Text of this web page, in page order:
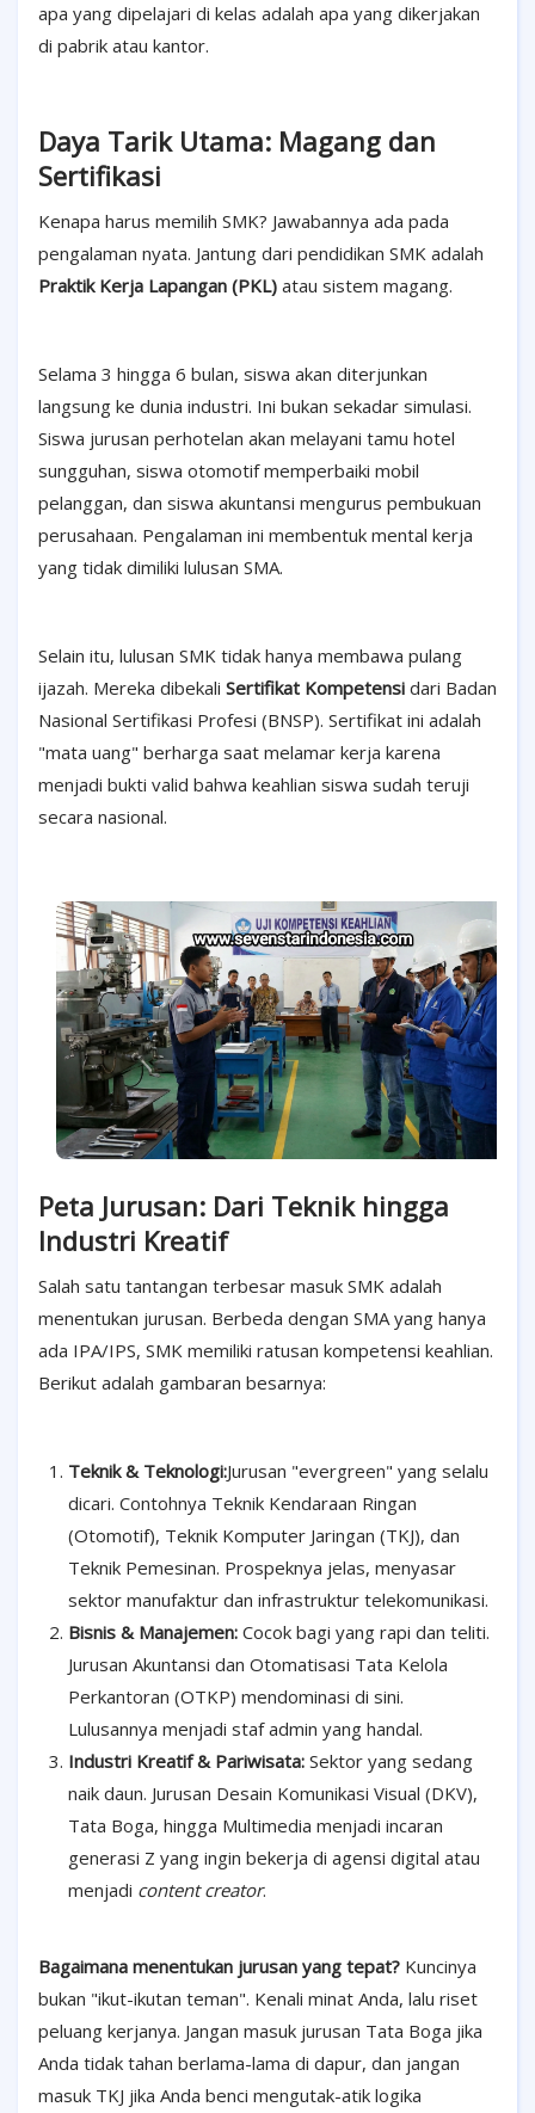
apa yang dipelajari di kelas adalah apa yang dikerjakan
di pabrik atau kantor.
Daya Tarik Utama: Magang dan
Sertifikasi
Kenapa harus memilih SMK? Jawabannya ada pada
pengalaman nyata. Jantung dari pendidikan SMK adalah
Praktik Kerja Lapangan (PKL) atau sistem magang.
Selama 3 hingga 6 bulan, siswa akan diterjunkan
langsung ke dunia industri. Ini bukan sekadar simulasi.
Siswa jurusan perhotelan akan melayani tamu hotel
sungguhan, siswa otomotif memperbaiki mobil
pelanggan, dan siswa akuntansi mengurus pembukuan
perusahaan. Pengalaman ini membentuk mental kerja
yang tidak dimiliki lulusan SMA.
Selain itu, lulusan SMK tidak hanya membawa pulang
ijazah. Mereka dibekali Sertifikat Kompetensi dari Badan
Nasional Sertifikasi Profesi (BNSP). Sertifikat ini adalah
"mata uang" berharga saat melamar kerja karena
menjadi bukti valid bahwa keahlian siswa sudah teruji
secara nasional.
Peta Jurusan: Dari Teknik hingga
Industri Kreatif
Salah satu tantangan terbesar masuk SMK adalah
menentukan jurusan. Berbeda dengan SMA yang hanya
ada IPA/IPS, SMK memiliki ratusan kompetensi keahlian.
Berikut adalah gambaran besarnya:
Teknik & Teknologi:Jurusan "evergreen" yang selalu
dicari. Contohnya Teknik Kendaraan Ringan
(Otomotif), Teknik Komputer Jaringan (TKJ), dan
Teknik Pemesinan. Prospeknya jelas, menyasar
sektor manufaktur dan infrastruktur telekomunikasi.
Bisnis & Manajemen: Cocok bagi yang rapi dan teliti.
Jurusan Akuntansi dan Otomatisasi Tata Kelola
Perkantoran (OTKP) mendominasi di sini.
Lulusannya menjadi staf admin yang handal.
Industri Kreatif & Pariwisata: Sektor yang sedang
naik daun. Jurusan Desain Komunikasi Visual (DKV),
Tata Boga, hingga Multimedia menjadi incaran
generasi Z yang ingin bekerja di agensi digital atau
menjadi content creator.
Bagaimana menentukan jurusan yang tepat? Kuncinya
bukan "ikut-ikutan teman". Kenali minat Anda, lalu riset
peluang kerjanya. Jangan masuk jurusan Tata Boga jika
Anda tidak tahan berlama-lama di dapur, dan jangan
masuk TKJ jika Anda benci mengutak-atik logika